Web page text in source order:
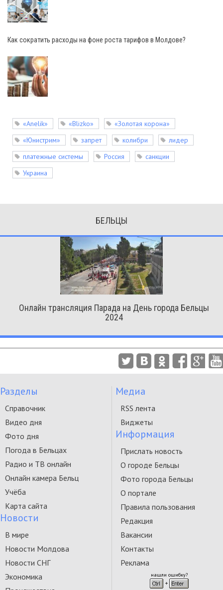
Как сократить расходы на фоне роста тарифов в Молдове?
«Anelik» «Blizko»
«Золотая корона»
«Юнистрим»
запрет колибри
лидер
платежные системы
Россия
санкции
Украина
БЕЛЬЦЫ
Онлайн трансляция Парада на День города Бельцы
2024
Разделы
Справочник
Видео дня
Фото дня
Погода в Бельцах
Радио и ТВ онлайн
Онлайн камера Бельц
Учёба
Карта сайта
Новости
В мире
Новости Молдова
Новости СНГ
Экономика
Медиа
RSS лента
Виджеты
Информация
Прислать новость
О городе Бельцы
Фото города Бельцы
О портале
Правила пользования
Редакция
Вакансии
Контакты
Реклама
нашли ошибку?